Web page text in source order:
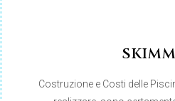
Costruzione e Costi delle